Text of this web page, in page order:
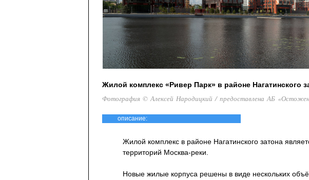
Жилой комплекс «Ривер Парк» в районе Нагатинского
Фотография © Алексей Народицкий / предоставлена АБ
описание:
Жилой комплекс в районе Нагатинского затона
территорий Москва-реки.
Новые жилые корпуса решены в виде нескольких